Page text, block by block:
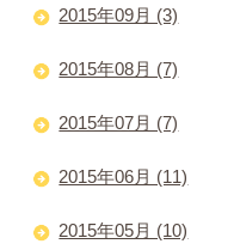
2015年09月 (3)
2015年08月 (7)
2015年07月 (7)
2015年06月 (11)
2015年05月 (10)